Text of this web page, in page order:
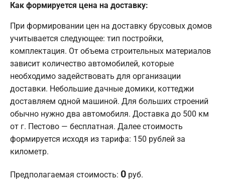
Как формируется цена на доставку:
При формировании цен на доставку брусовых домов
учитывается следующее: тип постройки,
комплектация. От объема строительных материалов
зависит количество автомобилей, которые
необходимо задействовать для организации
доставки. Небольшие дачные домики, коттеджи
доставляем одной машиной. Для больших строений
обычно нужно два автомобиля. Доставка до 500 км
от г. Пестово — бесплатная. Далее стоимость
формируется исходя из тарифа: 150 рублей за
километр.
Предполагаемая стоимость: 0 руб.